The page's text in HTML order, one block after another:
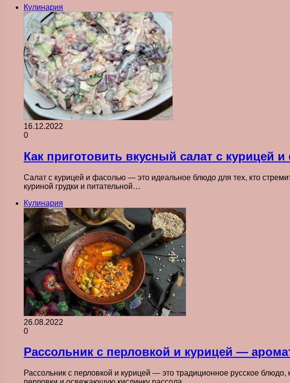
Кулинария
16.12.2022
0
Как приготовить вкусный салат с курицей
Салат с курицей и фасолью — это идеальное блюдо для тех, кто
куриной грудки и питательной…
Кулинария
26.08.2022
0
Рассольник с перловкой и курицей —
Рассольник с перловкой и курицей — это традиционное русское